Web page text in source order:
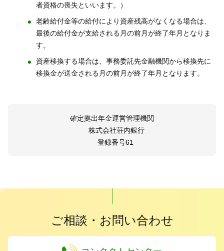
者資格の喪失といいます。）
老齢給付金等の給付により資産残高がなくなる場合は、
最後の給付金が支給される月の前月が終了年月となりま
す。
資産移換する場合は、事務委託先金融機関から移換先に
移換金が送金される月の前月が終了年月となります。
確定拠出年金運営管理機関
株式会社荘内銀行
登録番号61
ご相談・お問い合わせ